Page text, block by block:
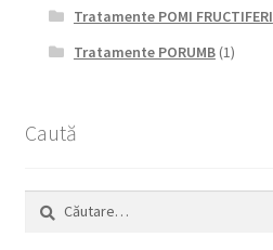
Tratamente POMI FRUCTIFERI
Tratamente PORUMB(1)
Caută
Caută